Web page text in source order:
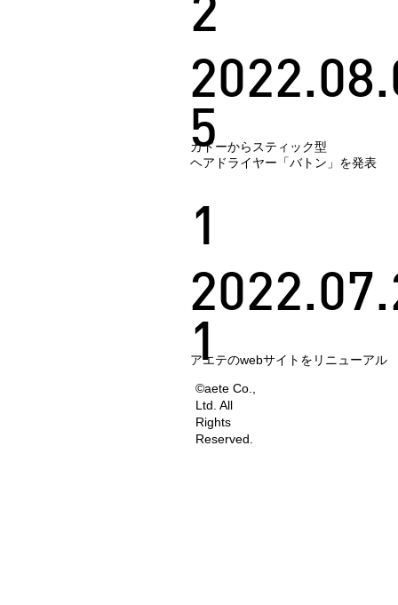
カドーからスティック型
ヘアドライヤー「バトン」を発表
2
5
アエテのwebサイトをリニューアル
1
1
©aete Co.,
Ltd. All
Rights
Reserved.